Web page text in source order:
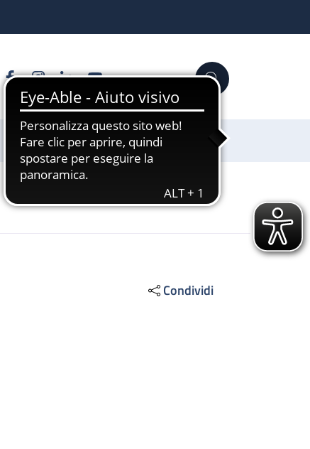
FacebookInstagram
LinkedinYouTube Cerca
Sostienici
Condividi